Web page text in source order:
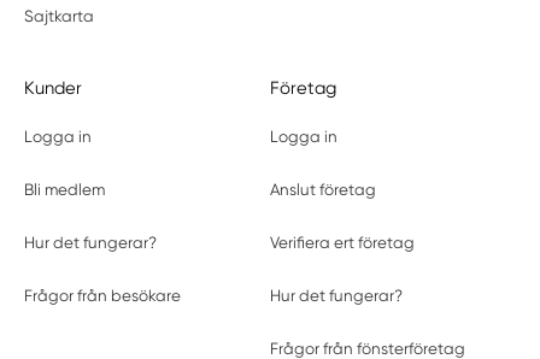
Sajtkarta
Kunder
Logga in
Bli medlem
Hur det fungerar?
Frågor från besökare
Företag
Logga in
Anslut företag
Verifiera ert företag
Hur det fungerar?
Frågor från fönsterföretag